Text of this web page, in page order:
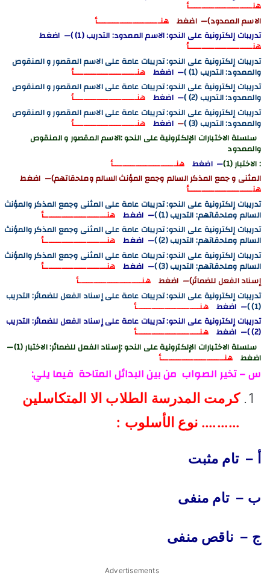
هنـــــــــــــــــــــــــأ
الاسم الممدود)— اضغط هنـــــــــــــــــــــــــأ
تدريبات إلكترونية على النحو: الاسم الممدود: التدريب (1) )— اضغط
هنـــــــــــــــــــــــــأ
تدريبات إلكترونية على النحو: تدريبات عامة على الاسم المقصور و المنقوص
والممدود: التدريب (1) ) — اضغط هنـــــــــــــــــــــــــأ
تدريبات إلكترونية على النحو: تدريبات عامة على الاسم المقصور و المنقوص
والممدود: التدريب (2) ) — اضغط هنـــــــــــــــــــــــــأ
تدريبات إلكترونية على النحو: تدريبات عامة على الاسم المقصور و المنقوص
والممدود: التدريب (3) ) — اضغط هنـــــــــــــــــــــــــأ
سلسلة الاختبارات الإلكترونية على النحو :الاسم المقصور و المنقوص
والممدود
: الاختبار (1) — اضغط هنـــــــــــــــــــــــــأ
المثنى و جمع المذكر السالم وجمع المؤنث السالم وملحقاتهم)— اضغط
هنـــــــــــــــــــــــــأ
تدريبات إلكترونية على النحو: تدريبات عامة على المثنى وجمع المذكر والمؤنث
السالم وملحقاتهم: التدريب (1) ) — اضغط هنـــــــــــــــــــــــــأ
تدريبات إلكترونية على النحو: تدريبات عامة على المثنى وجمع المذكر والمؤنث
السالم وملحقاتهم: التدريب (2) ) — اضغط هنـــــــــــــــــــــــــأ
تدريبات إلكترونية على النحو: تدريبات عامة على المثنى وجمع المذكر والمؤنث
السالم وملحقاتهم: التدريب (3) ) — اضغط هنـــــــــــــــــــــــــأ
إسناد الفعل للضمائر)— اضغطهنـــــــــــــــــــــــــأ
تدريبات إلكترونية على النحو: تدريبات عامة على إسناد الفعل للضمائر: التدريب
(1) ) — اضغطهنـــــــــــــــــــــــــأ
تدريبات إلكترونية على النحو: تدريبات عامة على إسناد الفعل للضمائر: التدريب
(2) )— اضغط
هنـــــــــــــــــــــــــأ
سلسلة الاختبارات الإلكترونية على النحو :إسناد الفعل للضمائر: الاختبار (1)—
اضغط هنـــــــــــــــــــــــــأ
س – تخير الصواب من بين البدائل المتاحة فيما يلي:
كرمت المدرسة الطلاب الا المتكاسلين
………. نوع الأسلوب :
أ – تام مثبت
ب – تام منفى
ج – ناقص منفى
Advertisements